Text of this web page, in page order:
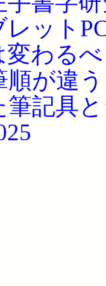
ット
変わる
が違
筆記具